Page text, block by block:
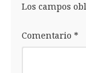
Los campos
Comentario *